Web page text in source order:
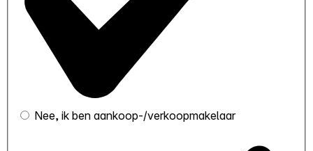
Nee, ik ben aankoop-/verkoopmakelaar